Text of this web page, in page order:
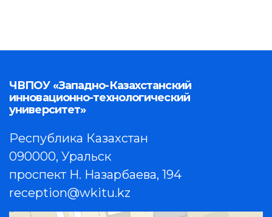
ЧВПОУ «Западно-Казахстанский
инновационно-технологический
университет»
Республика Казахстан
090000, Уральск
проспект Н. Назарбаева, 194
reception@wkitu.kz